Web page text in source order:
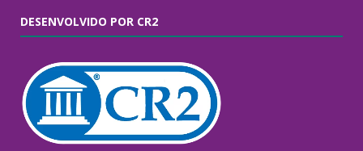
DESENVOLVIDO POR CR2